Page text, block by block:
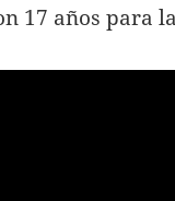
17 años para